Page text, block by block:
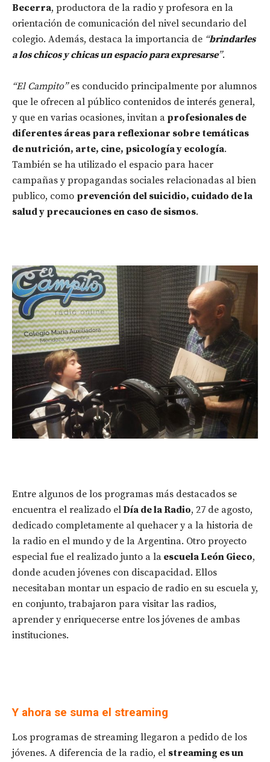
Becerra, productora de la radio y profesora en la
orientación de comunicación del nivel secundario del
colegio. Además, destaca la importancia de “brindarles
a los chicos y chicas un espacio para expresarse”.
“El Campito”es conducido principalmente por alumnos
que le ofrecen al público contenidos de interés general,
y que en varias ocasiones, invitan a profesionales de
diferentes áreas para reflexionar sobre temáticas
de nutrición, arte, cine, psicología y ecología.
También se ha utilizado el espacio para hacer
campañas y propagandas sociales relacionadas al bien
publico, como prevención del suicidio, cuidado de la
salud y precauciones en caso de sismos.
Entre algunos de los programas más destacados se
encuentra el realizado elDía de la Radio, 27 de agosto,
dedicado completamente al quehacer y a la historia de
la radio en el mundo y de la Argentina. Otro proyecto
especial fue el realizado junto a la escuela León Gieco,
donde acuden jóvenes con discapacidad. Ellos
necesitaban montar un espacio de radio en su escuela y,
en conjunto, trabajaron para visitar las radios,
aprender y enriquecerse entre los jóvenes de ambas
instituciones.
Y ahora se suma el streaming
Los programas de streaming llegaron a pedido de los
jóvenes. A diferencia de la radio, el streaming es un